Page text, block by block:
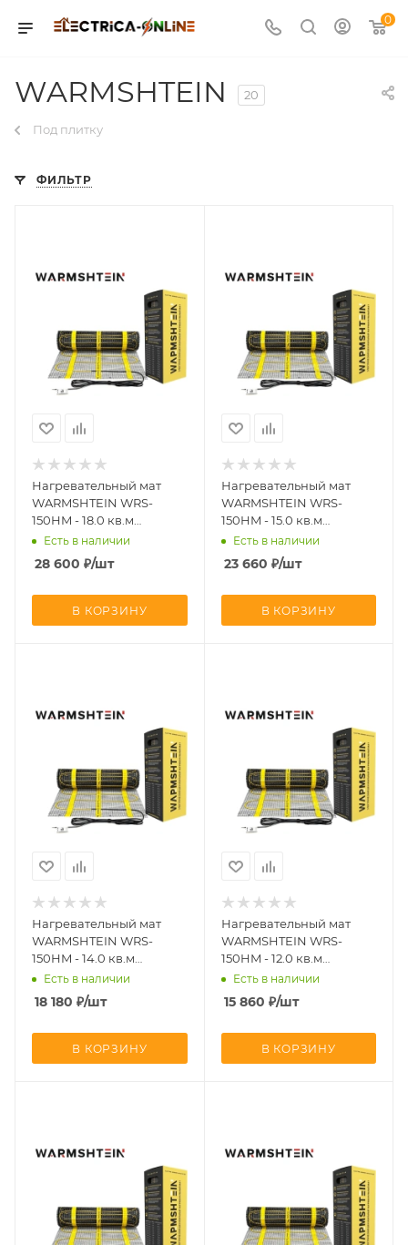
0
WARMSHTEIN 20
Под плитку
ФИЛЬТР
Нагревательный мат
WARMSHTEIN WRS-
150HM - 18.0 кв.м
(CN2768)
Есть в наличии
28 600 ₽/шт
В КОРЗИНУ
Нагревательный мат
WARMSHTEIN WRS-
150HM - 15.0 кв.м
(CN2767)
Есть в наличии
23 660 ₽/шт
В КОРЗИНУ
Нагревательный мат
WARMSHTEIN WRS-
150HM - 14.0 кв.м
(CN2766)
Есть в наличии
18 180 ₽/шт
В КОРЗИНУ
Нагревательный мат
WARMSHTEIN WRS-
150HM - 12.0 кв.м
(CN2745)
Есть в наличии
15 860 ₽/шт
В КОРЗИНУ